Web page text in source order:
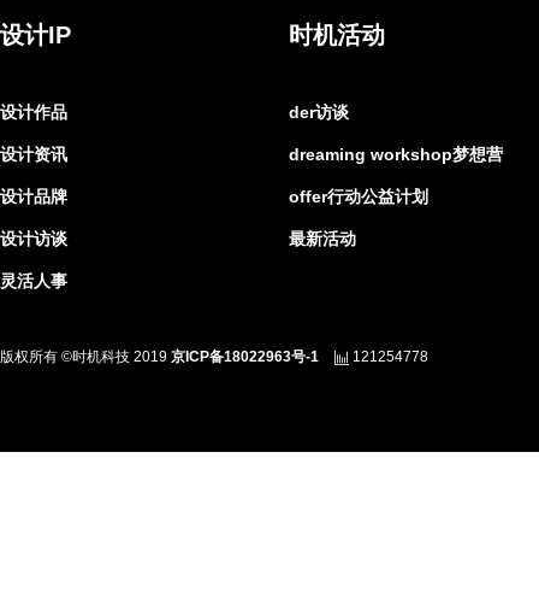
设计IP
设计作品
设计资讯
设计品牌
设计访谈
灵活人事
时机活动
der访谈
dreaming workshop梦想营
offer行动公益计划
最新活动
版权所有 ©时机科技 2019 京ICP备18022963号-1 121254778